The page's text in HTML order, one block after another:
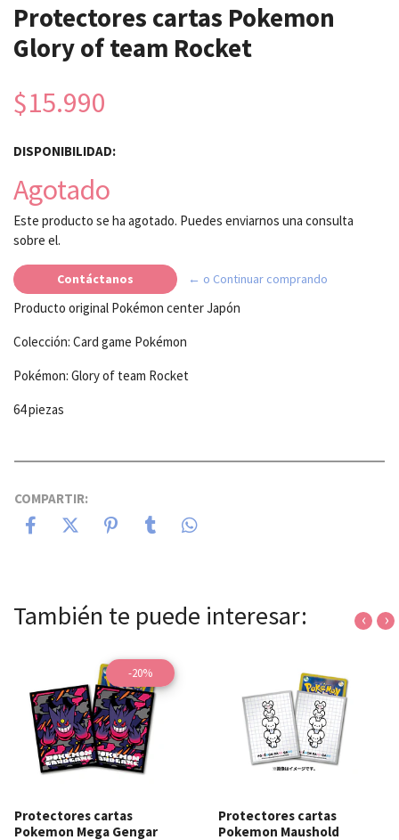
Protectores cartas Pokemon
Glory of team Rocket
$15.990
DISPONIBILIDAD:
Agotado
Este producto se ha agotado. Puedes enviarnos una consulta
sobre el.
Contáctanos ← o Continuar comprando
Producto original Pokémon center Japón
Colección: Card game Pokémon
Pokémon: Glory of team Rocket
64 piezas
COMPARTIR:
También te puede interesar:
-20%
Protectores cartas
Pokemon Mega Gengar
Protectores cartas
Pokemon Maushold
‹ ›